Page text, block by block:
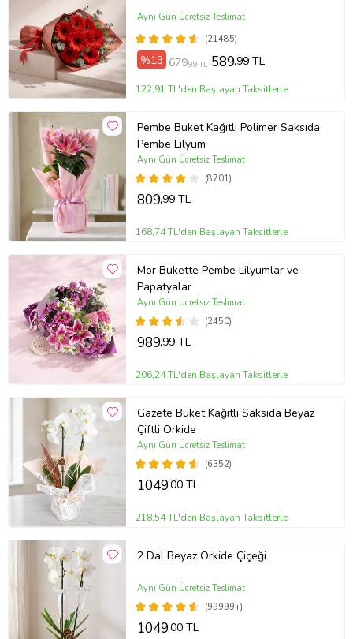
(21485)
Aynı Gün Ücretsiz Teslimat
%13 679,99 TL 589,99 TL
122,91 TL'den Başlayan Taksitlerle
Pembe Buket Kağıtlı Polimer Saksıda
Pembe Lilyum
(8701)
Aynı Gün Ücretsiz Teslimat
809,99 TL
168,74 TL'den Başlayan Taksitlerle
Mor Bukette Pembe Lilyumlar ve
Papatyalar
(2450)
Aynı Gün Ücretsiz Teslimat
989,99 TL
206,24 TL'den Başlayan Taksitlerle
Gazete Buket Kağıtlı Saksıda Beyaz
Çiftli Orkide
(6352)
Aynı Gün Ücretsiz Teslimat
1049,00 TL
218,54 TL'den Başlayan Taksitlerle
2 Dal Beyaz Orkide Çiçeği
(99999+)
Aynı Gün Ücretsiz Teslimat
1049,00 TL